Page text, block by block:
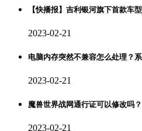
【快播报】吉利银河旗下首款车
2023-02-21
电脑内存突然不兼容怎么处理？
2023-02-21
魔兽世界战网通行证可以修改吗
2023-02-21